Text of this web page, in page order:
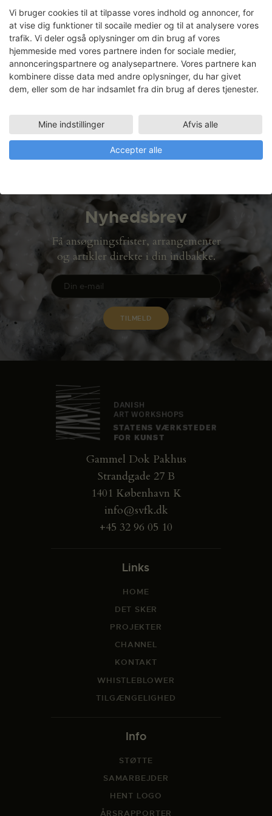
Aslak Vibæk
Faciliteter
METALVÆRKSTED
TRÆVÆRKSTED
03.05.2005 - 28.07.2005
Nyhedsbrev
Få ansøgningsfrister, arrangementer
og artikler direkte i din indbakke.
Gammel Dok Pakhus
Strandgade 27 B
1401 København K
info@svfk.dk
+45 32 96 05 10
Links
HOME
DET SKER
PROJEKTER
CHANNEL
KONTAKT
WHISTLEBLOWER
TILGÆNGELIGHED
Info
STØTTE
SAMARBEJDER
HENT LOGO
ÅRSRAPPORTER
Vi bruger cookies til at tilpasse vores indhold og annoncer, for
at vise dig funktioner til socaile medier og til at analysere vores
trafik. Vi deler også oplysninger om din brug af vores
hjemmeside med vores partnere inden for sociale medier,
annonceringspartnere og analysepartnere. Vores partnere kan
kombinere disse data med andre oplysninger, du har givet
dem, eller som de har indsamlet fra din brug af deres tjenester.
Mine indstillinger Afvis alle
Accepter alle